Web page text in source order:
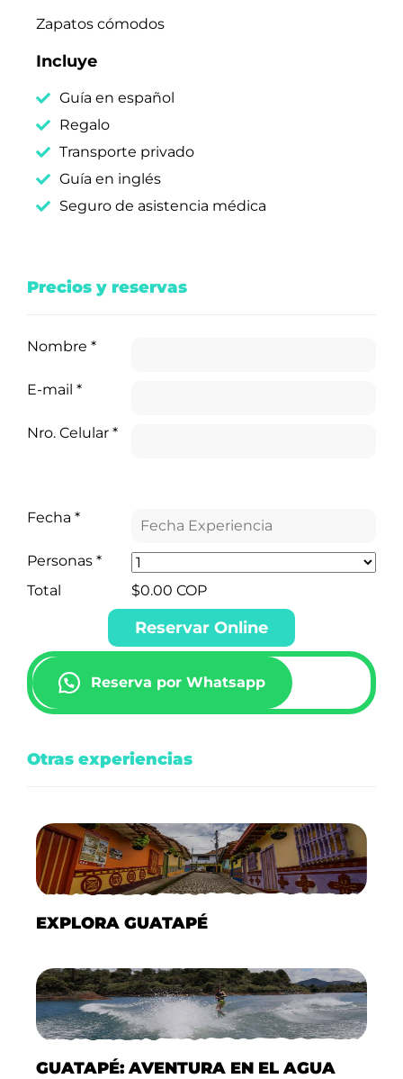
Zapatos cómodos
Incluye
Guía en español
Regalo
Transporte privado
Guía en inglés
Seguro de asistencia médica
Precios y reservas
Nombre *
E-mail *
Nro. Celular *
Fecha *
Personas *
Total
$0.00 COP
Reservar Online
Reserva por Whatsapp
Otras experiencias
EXPLORA GUATAPÉ
GUATAPÉ: AVENTURA EN EL AGUA